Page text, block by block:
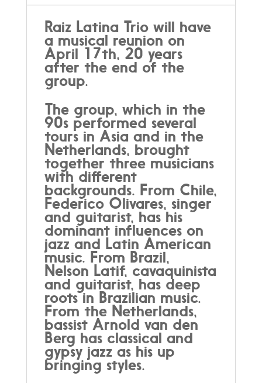
Raiz Latina Trio will have
a musical reunion on
April 17th, 20 years
after the end of the
group.
The group, which in the
90s performed several
tours in Asia and in the
Netherlands, brought
together three musicians
with different
backgrounds. From Chile,
Federico Olivares, singer
and guitarist, has his
dominant influences on
jazz and Latin American
music. From Brazil,
Nelson Latif, cavaquinista
and guitarist, has deep
roots in Brazilian music.
From the Netherlands,
bassist Arnold van den
Berg has classical and
gypsy jazz as his up
bringing styles.